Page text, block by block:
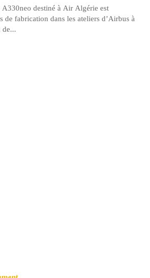
destiné à Air Algérie est
de fabrication dans les ateliers d’Airbus à
de...